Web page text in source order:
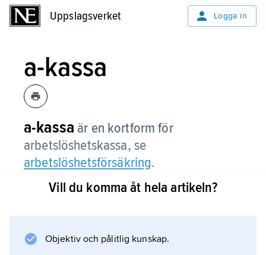
Uppslagsverket Logga in
a-kassa
a-kassa är en kortform för
arbetslöshetskassa, se
arbetslöshetsförsäkring.
Information om artikeln
Vill du komma åt hela artikeln?
Objektiv och pålitlig kunskap.